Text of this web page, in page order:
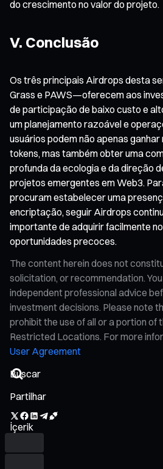
do crescimento no valor do projeto.
V. Conclusão
Os três principais Airdrops desta
Grass e PAWS—oferecem aos
de participação de baixo custo e
um planejamento razoável e
usuários podem não apenas
tokens, mas também obter uma
profunda da ecologia e da direção
projetos emergentes em Web3.
procuram estabelecer uma
encriptação, seguir Airdrops
importante de adquirir facilmente
oportunidades precoces.
The content herein does not
solicitation, or recommendation.
independent professional advice
investment decisions. Please note
prohibit the use of all or a portion of
Restricted Locations. For more
User Agreement
Partilhar
İçerik